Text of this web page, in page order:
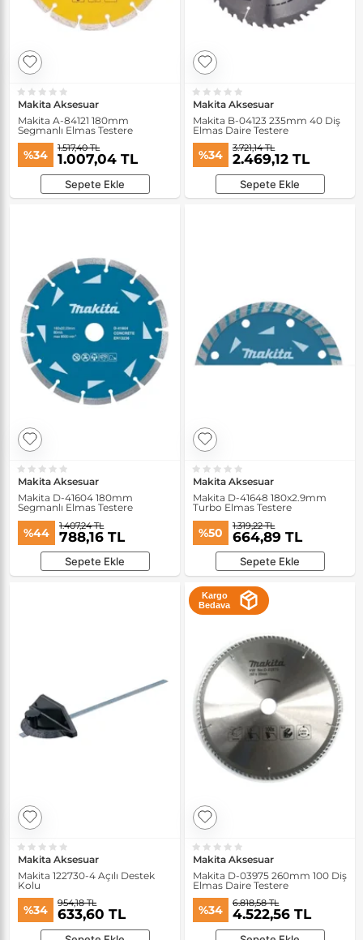
Makita Aksesuar
Makita A-84121 180mm
Segmanlı Elmas Testere
%34 1.517,40 TL
1.007,04 TL
Sepete Ekle
Makita Aksesuar
Makita B-04123 235mm 40 Diş
Elmas Daire Testere
%34 3.721,14 TL
2.469,12 TL
Sepete Ekle
Makita Aksesuar
Makita D-41604 180mm
Segmanlı Elmas Testere
%44 1.407,24 TL
788,16 TL
Sepete Ekle
Makita Aksesuar
Makita D-41648 180x2.9mm
Turbo Elmas Testere
%50 1.319,22 TL
664,89 TL
Sepete Ekle
Makita Aksesuar
Makita 122730-4 Açılı Destek
Kolu
%34 954,18 TL
633,60 TL
Kargo
Bedava
Makita Aksesuar
Makita D-03975 260mm 100 Diş
Elmas Daire Testere
%34 6.818,58 TL
4.522,56 TL